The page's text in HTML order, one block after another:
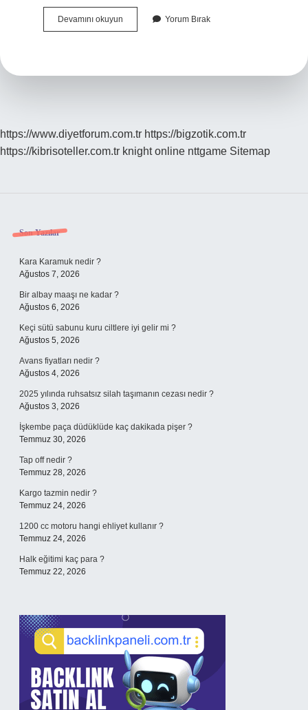
Devamını okuyun Aynanın
Tanım
Yorum Bırak
https://www.diyetforum.com.tr https://bigzotik.com.tr
https://kibrisoteller.com.tr knight online nttgame Sitemap
Sidebar
Son Yazılar
Kara Karamuk nedir ?
Ağustos 7, 2026
Bir albay maaşı ne kadar ?
Ağustos 6, 2026
Keçi sütü sabunu kuru ciltlere iyi gelir mi ?
Ağustos 5, 2026
Avans fiyatları nedir ?
Ağustos 4, 2026
2025 yılında ruhsatsız silah taşımanın cezası nedir ?
Ağustos 3, 2026
İşkembe paça düdüklüde kaç dakikada pişer ?
Temmuz 30, 2026
Tap off nedir ?
Temmuz 28, 2026
Kargo tazmin nedir ?
Temmuz 24, 2026
1200 cc motoru hangi ehliyet kullanır ?
Temmuz 24, 2026
Halk eğitimi kaç para ?
Temmuz 22, 2026